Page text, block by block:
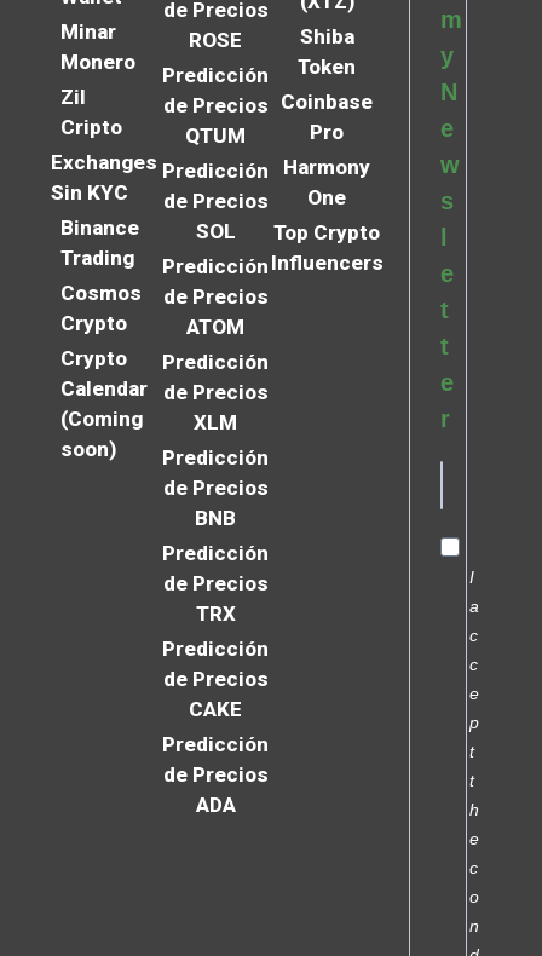
Minar
Monero
Zil
Cripto
Exchanges
Sin KYC
Binance
Trading
Cosmos
Crypto
Crypto
Calendar
(Coming
soon)
de Precios
ROSE
Predicción
de Precios
QTUM
Predicción
de Precios
SOL
Predicción
de Precios
ATOM
Predicción
de Precios
XLM
Predicción
de Precios
BNB
Predicción
de Precios
TRX
Predicción
de Precios
CAKE
Predicción
de Precios
ADA
Shiba
Token
Coinbase
Pro
Harmony
One
Top Crypto
Influencers
m
y
N
e
w
s
e
t
t
e
r
I
a
c
c
e
p
t
t
h
e
c
o
n